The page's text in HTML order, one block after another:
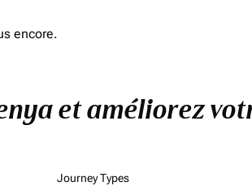
encore.
et améliorez
Journey Types